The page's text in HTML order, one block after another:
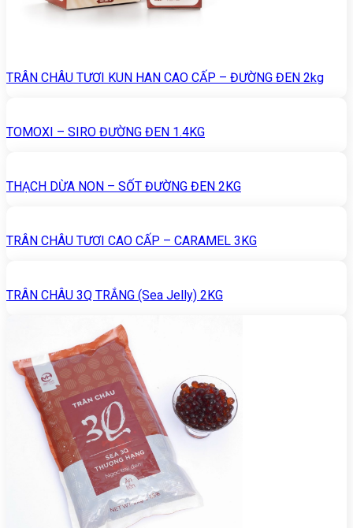
TRÂN CHÂU TƯƠI KUN HAN CAO CẤP – ĐƯỜNG ĐEN 2kg
TOMOXI – SIRO ĐƯỜNG ĐEN 1.4KG
THẠCH DỪA NON – SỐT ĐƯỜNG ĐEN 2KG
TRÂN CHÂU TƯƠI CAO CẤP – CARAMEL 3KG
TRÂN CHÂU 3Q TRẮNG (Sea Jelly) 2KG